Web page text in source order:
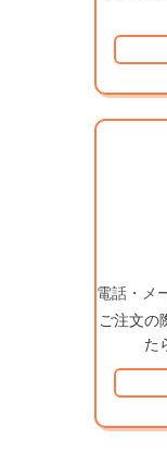
電話・メ
ご注文の
た